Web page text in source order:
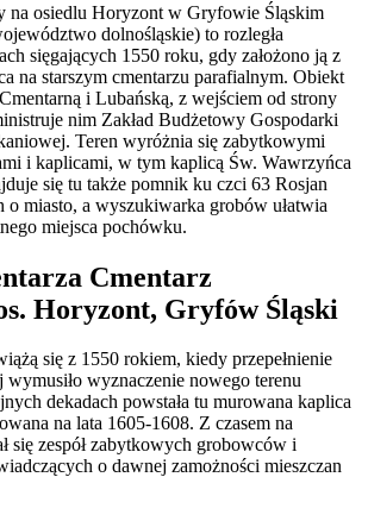
na osiedlu Horyzont w Gryfowie Śląskim
dolnośląskie) to rozległa
sięgających 1550 roku, gdy założono ją z
na starszym cmentarzu parafialnym. Obiekt
i Lubańską, z wejściem od strony
nim Zakład Budżetowy Gospodarki
Teren wyróżnia się zabytkowymi
i kaplicami, w tym kaplicą Św. Wawrzyńca
się tu także pomnik ku czci 63 Rosjan
o miasto, a wyszukiwarka grobów ułatwia
miejsca pochówku.
Cmentarz
Horyzont, Gryfów Śląski
się z 1550 rokiem, kiedy przepełnienie
wyznaczenie nowego terenu
dekadach powstała tu murowana kaplica
na lata 1605-1608. Z czasem na
się zespół zabytkowych grobowców i
o dawnej zamożności mieszczan